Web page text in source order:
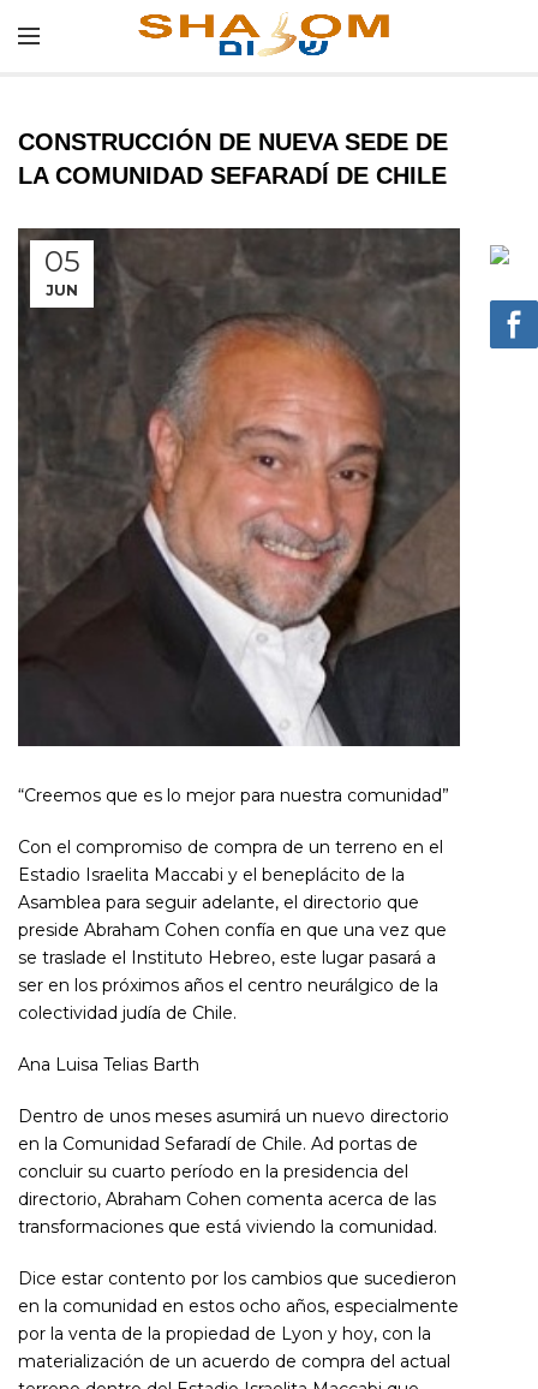
CONSTRUCCIÓN DE NUEVA SEDE DE
LA COMUNIDAD SEFARADÍ DE CHILE
05
JUN
“Creemos que es lo mejor para nuestra comunidad”
Con el compromiso de compra de un terreno en el
Estadio Israelita Maccabi y el beneplácito de la
Asamblea para seguir adelante, el directorio que
preside Abraham Cohen confía en que una vez que
se traslade el Instituto Hebreo, este lugar pasará a
ser en los próximos años el centro neurálgico de la
colectividad judía de Chile.
Ana Luisa Telias Barth
Dentro de unos meses asumirá un nuevo directorio
en la Comunidad Sefaradí de Chile. Ad portas de
concluir su cuarto período en la presidencia del
directorio, Abraham Cohen comenta acerca de las
transformaciones que está viviendo la comunidad.
Dice estar contento por los cambios que sucedieron
en la comunidad en estos ocho años, especialmente
por la venta de la propiedad de Lyon y hoy, con la
materialización de un acuerdo de compra del actual